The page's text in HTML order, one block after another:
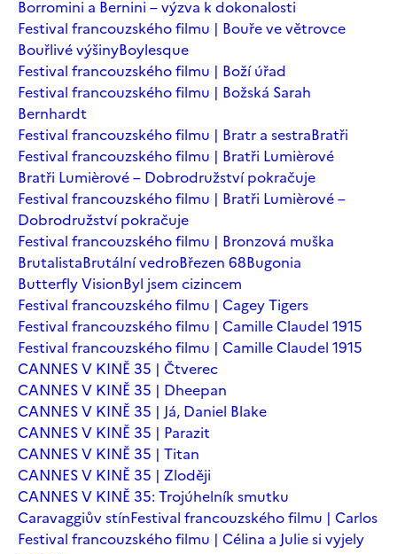
Borromini a Bernini – výzva k dokonalosti
Festival francouzského filmu | Bouře ve větrovce
Bouřlivé výšinyBoylesque
Festival francouzského filmu | Boží úřad
Festival francouzského filmu | Božská Sarah
Bernhardt
Festival francouzského filmu | Bratr a sestraBratři
Festival francouzského filmu | Bratři Lumièrové
Bratři Lumièrové – Dobrodružství pokračuje
Festival francouzského filmu | Bratři Lumièrové –
Dobrodružství pokračuje
Festival francouzského filmu | Bronzová muška
BrutalistaBrutální vedroBřezen 68Bugonia
Butterfly VisionByl jsem cizincem
Festival francouzského filmu | Cagey Tigers
Festival francouzského filmu | Camille Claudel 1915
Festival francouzského filmu | Camille Claudel 1915
CANNES V KINĚ 35 | Čtverec
CANNES V KINĚ 35 | Dheepan
CANNES V KINĚ 35 | Já, Daniel Blake
CANNES V KINĚ 35 | Parazit
CANNES V KINĚ 35 | Titan
CANNES V KINĚ 35 | Zloději
CANNES V KINĚ 35: Trojúhelník smutku
Caravaggiův stínFestival francouzského filmu | Carlos
Festival francouzského filmu | Célina a Julie si vyjely